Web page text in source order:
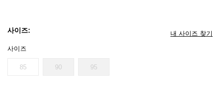
사이즈: 내 사이즈 찾기
사이즈
85 90 95